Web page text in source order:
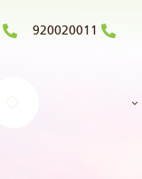
920020011